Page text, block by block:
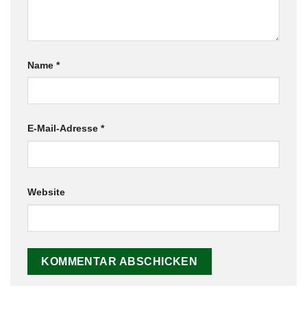
Name *
E-Mail-Adresse *
Website